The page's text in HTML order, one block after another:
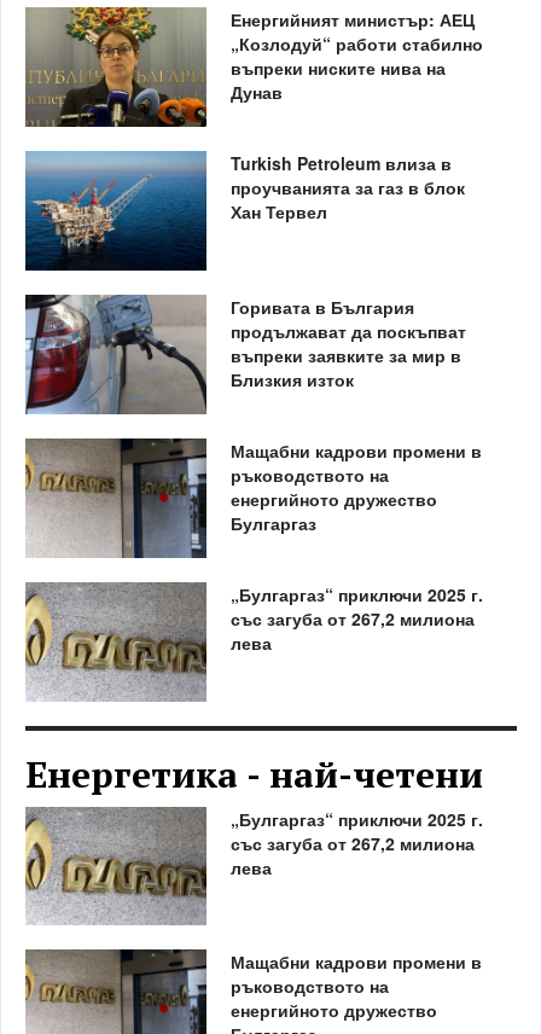
Енергийният министър: АЕЦ
„Козлодуй“ работи стабилно
въпреки ниските нива на
Дунав
Turkish Petroleum влиза в
проучванията за газ в блок
Хан Тервел
Горивата в България
продължават да поскъпват
въпреки заявките за мир в
Близкия изток
Мащабни кадрови промени в
ръководството на
енергийното дружество
Булгаргаз
„Булгаргаз“ приключи 2025 г.
със загуба от 267,2 милиона
лева
Енергетика - най-четени
„Булгаргаз“ приключи 2025 г.
със загуба от 267,2 милиона
лева
Мащабни кадрови промени в
ръководството на
енергийното дружество